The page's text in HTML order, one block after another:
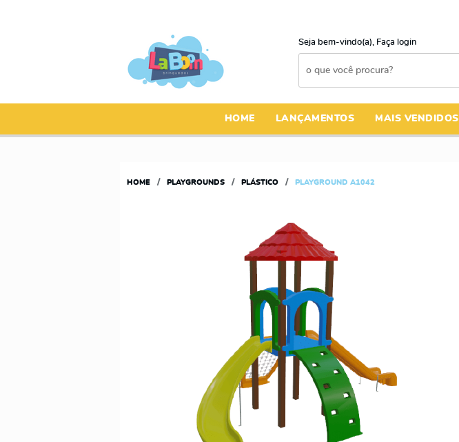
Seja bem-vindo(a), Faça login
HOME LANÇAMENTOS MAIS VENDIDOS
HOME PLAYGROUNDS PLÁSTICO PLAYGROUND A1042